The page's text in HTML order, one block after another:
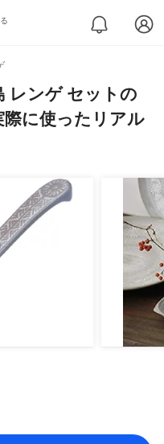
レンゲ セットの
に使ったリアル